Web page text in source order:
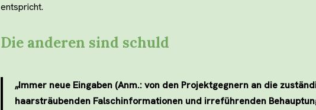
entspricht.
Die anderen sind schuld
„Immer neue Eingaben (Anm.: von den Projektgegnern an die
haarsträubenden Falschinformationen und irreführenden